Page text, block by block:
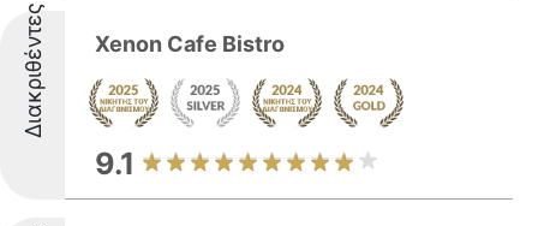
Διακριθέντες Xenon Cafe Bistro
9.1